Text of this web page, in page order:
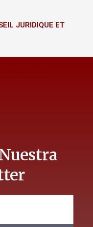
JURIDIQUE ET